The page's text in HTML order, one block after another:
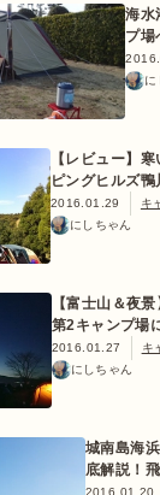
海水
プ場
に
【レビュー】
ピングヒルズ鴨
2016.01.29
キ
にしちゃん
【富士山＆夜
第2キャンプ場
2016.01.27
キ
にしちゃん
城南島海
底解説！
2016.01.20